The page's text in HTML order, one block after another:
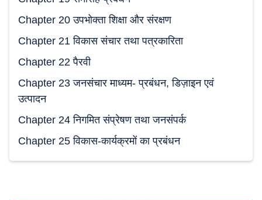
Chapter 20 उपभोक्ता शिक्षा और संरक्षण
Chapter 21 विकास संचार तथा पत्रकारिता
Chapter 22 पैरवी
Chapter 23 जनसंचार माध्यम- प्रबंधन, डिज़ाइन एवं
उत्पादन
Chapter 24 निगमित संप्रेषण तथा जनसंपर्क
Chapter 25 विकास-कार्यक्रमों का प्रबंधन